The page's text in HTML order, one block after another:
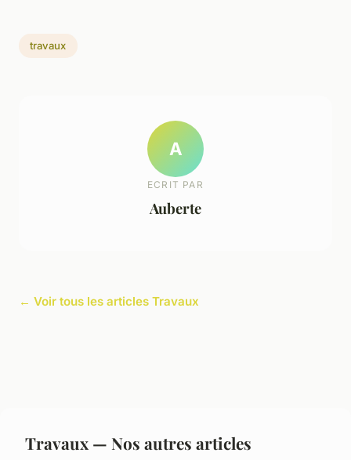
travaux
A
ECRIT PAR
Auberte
← Voir tous les articles Travaux
Travaux — Nos autres articles